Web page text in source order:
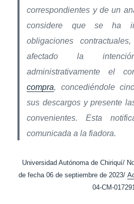
correspondientes y de un
considere que se ha
obligaciones
afectado la
administrativamente el
compra, concediéndole
sus descargos y presente
convenientes. Esta
comunicada a la fiadora.
Universidad Autónoma de Chiriquí/
de fecha 06 de septiembre de 2023/
04-CM-